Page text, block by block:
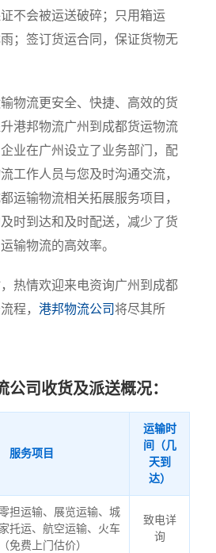
不会被运送破碎；只用箱运
；签订货运合同，保证货物无
物流更安全、快捷、高效的货
港邦物流广州到成都货运物流
业在广州设立了业务部门，配
工作人员与您及时沟通交流，
运输物流相关拓展服务项目，
时到达和及时配送，减少了货
输物流的高效率。
热情欢迎来电资询广州到成都
程，港邦物流公司将尽其所
公司收货及派送概况：
服务项目
运输时
间（几
天到
达）
担运输、展览运输、城
托运、航空运输、火车
免费上门估价）
致电详
询